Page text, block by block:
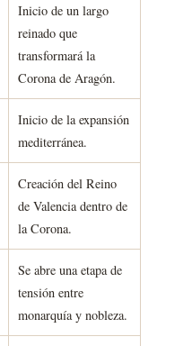
Inicio de un largo
reinado que
transformará la
Corona de Aragón.
Inicio de la expansión
mediterránea.
Creación del Reino
de Valencia dentro de
la Corona.
Se abre una etapa de
tensión entre
monarquía y nobleza.